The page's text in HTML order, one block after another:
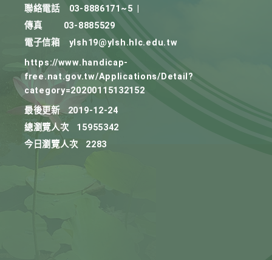
聯絡電話
03-8886171~5
傳真
03-8885529
電子信箱
ylsh19@ylsh.hlc.edu.tw
https://www.handicap-
free.nat.gov.tw/Applications/Detail?
category=20200115132152
最後更新
2019-12-24
總瀏覽人次
15955342
今日瀏覽人次
2283